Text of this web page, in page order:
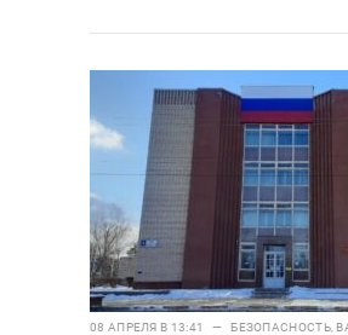
08 АПРЕЛЯ В 13:41 — БЕЗОПАСНОСТЬ,